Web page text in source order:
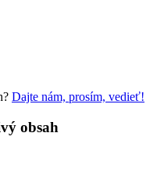
Dajte nám, prosím, vedieť!
obsah